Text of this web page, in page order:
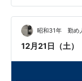
兄さんにトリス一
もらつてくる。 政
元気だ。 娘から 「
難易度の高い仕事
昭和31年 勤め
12月21日（土）